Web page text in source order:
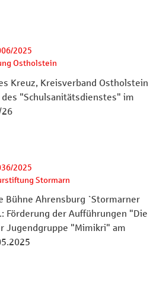
2025
Ostholstein
Kreuz, Kreisverband Ostholstein
des "Schulsanitätsdienstes" im
26
2025
Stormarn
Bühne Ahrensburg `Stormarner
Förderung der Aufführungen "Die
Jugendgruppe "Mimikri" am